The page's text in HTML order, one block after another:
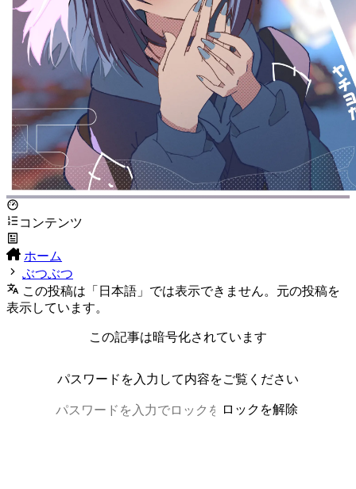
コンテンツ
ホーム
ぶつぶつ
この投稿は「日本語」では表示できません。元の投稿を
表示しています。
この記事は暗号化されています
パスワードを入力して内容をご覧ください
ロックを解除